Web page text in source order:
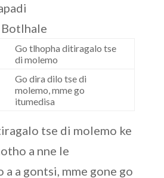
Go tlhopha ditiragalo tse
di molemo
Go dira dilo tse di
molemo, mme go
itumedisa
tse di molemo ke
a nne le
a a gontsi, mme gone go